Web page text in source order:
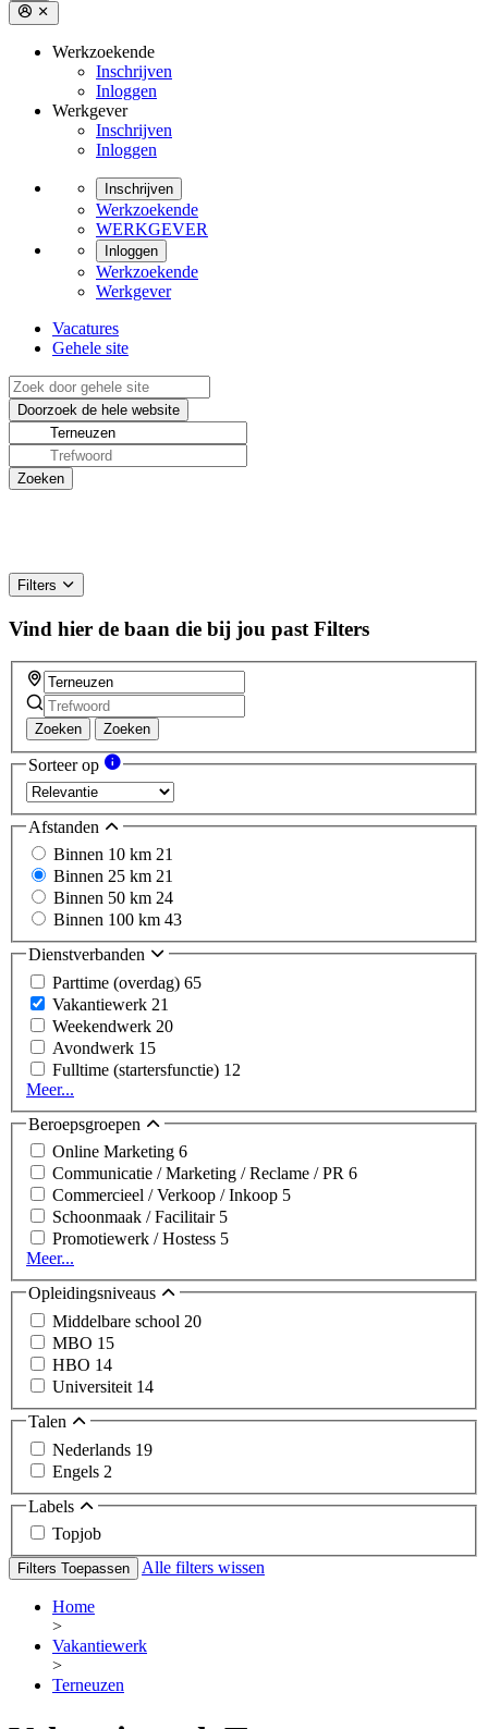
Werkzoekende
Inschrijven
Inloggen
Werkgever
Inschrijven
Inloggen
Inschrijven
Werkzoekende
WERKGEVER
Inloggen
Werkzoekende
Werkgever
Vacatures
Gehele site
Filters
Vind hier de baan die bij jou past Filters
Zoeken Zoeken
Sorteer op
Afstanden
Binnen 10 km 21
Binnen 25 km 21
Binnen 50 km 24
Binnen 100 km 43
Dienstverbanden
Parttime (overdag) 65
Vakantiewerk 21
Weekendwerk 20
Avondwerk 15
Fulltime (startersfunctie) 12
Meer...
Beroepsgroepen
Online Marketing 6
Communicatie / Marketing / Reclame / PR 6
Commercieel / Verkoop / Inkoop 5
Schoonmaak / Facilitair 5
Promotiewerk / Hostess 5
Meer...
Opleidingsniveaus
Middelbare school 20
MBO 15
HBO 14
Universiteit 14
Talen
Nederlands 19
Engels 2
Labels
Topjob
Filters Toepassen Alle filters wissen
Home
>
Vakantiewerk
>
Terneuzen